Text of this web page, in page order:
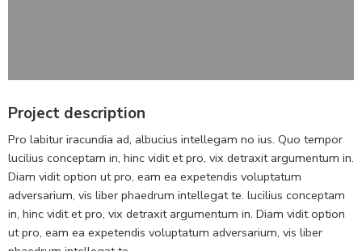
Project description
Pro labitur iracundia ad, albucius intellegam no ius. Quo tempor
lucilius conceptam in, hinc vidit et pro, vix detraxit argumentum in.
Diam vidit option ut pro, eam ea expetendis voluptatum
adversarium, vis liber phaedrum intellegat te. lucilius conceptam
in, hinc vidit et pro, vix detraxit argumentum in. Diam vidit option
ut pro, eam ea expetendis voluptatum adversarium, vis liber